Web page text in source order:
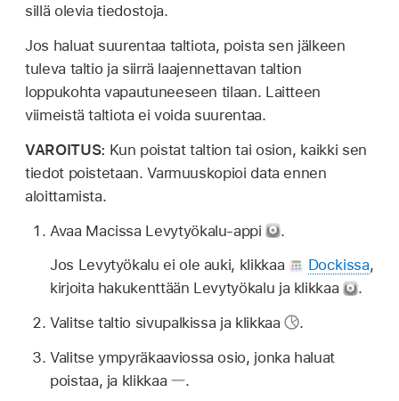
sillä olevia tiedostoja.
Jos haluat suurentaa taltiota, poista sen jälkeen
tuleva taltio ja siirrä laajennettavan taltion
loppukohta vapautuneeseen tilaan. Laitteen
viimeistä taltiota ei voida suurentaa.
VAROITUS: Kun poistat taltion tai osion, kaikki sen
tiedot poistetaan. Varmuuskopioi data ennen
aloittamista.
Avaa Macissa Levytyökalu-appi
.
Jos Levytyökalu ei ole auki, klikkaa
Dockissa,
kirjoita hakukenttään Levytyökalu ja klikkaa
.
Valitse taltio sivupalkissa ja klikkaa
.
Valitse ympyräkaaviossa osio, jonka haluat
poistaa, ja klikkaa
.